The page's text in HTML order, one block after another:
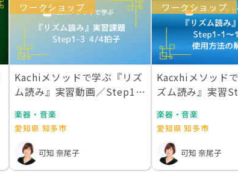
ワークショップ
Kachiメソッドで学ぶ『リズ
ム読み』実習動画／Step1-3
楽器・音楽
愛知県 知多市
可知 奈尾子
ワークショップ
Kacxhiメソッド
ズム読み』実習
楽器・音楽
愛知県 知多市
可知 奈尾子